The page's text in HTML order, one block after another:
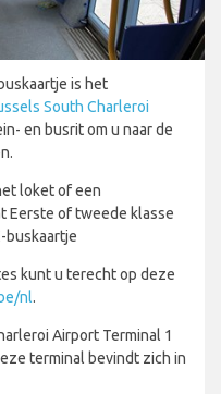
is het
South Charleroi
en busrit om u naar de
loket of een
Eerste of tweede klasse
buskaartje
kunt u terecht op deze
nl.
Airport Terminal 1
terminal bevindt zich in